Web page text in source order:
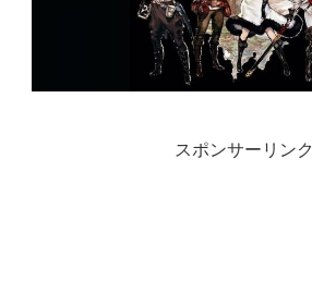
スポンサーリンク